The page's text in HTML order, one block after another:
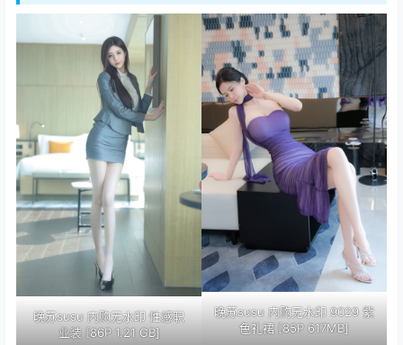
晚苏susu 内购无水印 性感职
业装 [86P 1.21 GB]
晚苏susu 内购无水印 9029 紫
色礼裙 [85P 617MB]